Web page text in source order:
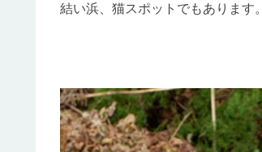
結い浜、猫スポットでもあります。